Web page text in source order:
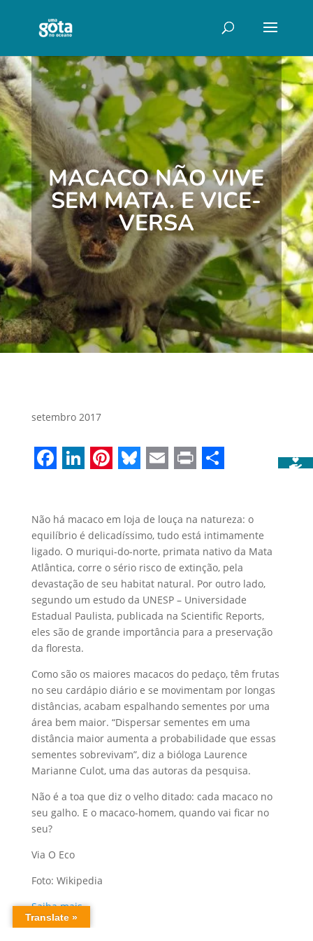
MACACO NÃO VIVE
SEM MATA. E VICE-
VERSA
setembro 2017
Não há macaco em loja de louça na natureza: o
equilíbrio é delicadíssimo, tudo está intimamente
ligado. O muriqui-do-norte, primata nativo da Mata
Atlântica, corre o sério risco de extinção, pela
devastação de seu habitat natural. Por outro lado,
segundo um estudo da UNESP – Universidade
Estadual Paulista, publicada na Scientific Reports,
eles são de grande importância para a preservação
da floresta.
Como são os maiores macacos do pedaço, têm frutas
no seu cardápio diário e se movimentam por longas
distâncias, acabam espalhando sementes por uma
área bem maior. “Dispersar sementes em uma
distância maior aumenta a probabilidade que essas
sementes sobrevivam”, diz a bióloga Laurence
Marianne Culot, uma das autoras da pesquisa.
Não é a toa que diz o velho ditado: cada macaco no
seu galho. E o macaco-homem, quando vai ficar no
seu?
Via O Eco
Foto: Wikipedia
Saiba mais